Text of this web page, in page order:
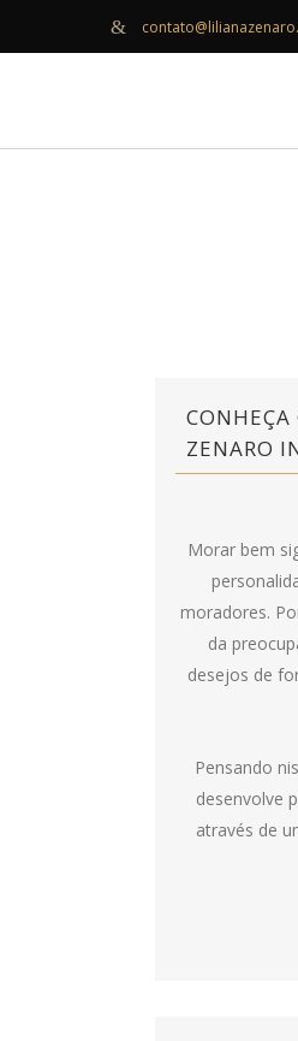
ZENARO
Morar bem
moradores.
da
desejos de
Pensando
desenvolve
através de